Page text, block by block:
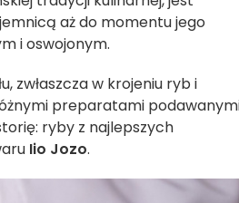
aż do momentu jego
i oswojonym.
zwłaszcza w krojeniu ryb i
preparatami
ryby z najlepszych
Iio Jozo.